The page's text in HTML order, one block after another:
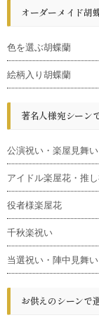
オーダーメイド胡
色を選ぶ胡蝶蘭
絵柄入り胡蝶蘭
著名人様宛シーン
公演祝い・楽屋見舞い
アイドル楽屋花・推
役者様楽屋花
千秋楽祝い
当選祝い・陣中見舞い
お供えのシーンで